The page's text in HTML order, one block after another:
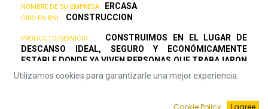
NOMBRE DE SU EMPRESA : ERCASA
GIRO EN BNI : CONSTRUCCION
PRODUCTO/SERVICIO :
CONSTRUIMOS EN EL LUGAR DE
DESCANSO IDEAL, SEGURO Y ECONÓMICAMENTE
ESTABLE DONDE YA VIVEN PERSONAS QUE TRABAJARON
EN SU ETAPA PRODUCTIVA Y DECIDIERON INVERTIR EN
ESTE PARAÍSO DE PLAYA DE ALTA PLUSVALÍA EN UNA
RESIDENCIAL CON LA MEJOR CALIDAD, AL PRECIO
Utilizamos cookies para garantizarle una mejor experiencia.
Cookie Policy I agree